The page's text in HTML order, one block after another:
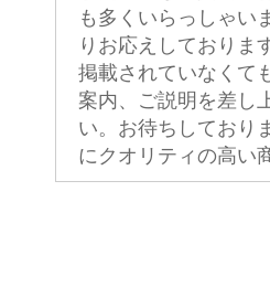
も多くいらっしゃい
りお応えしておりま
掲載されていなくて
案内、ご説明を差し
い。お待ちしており
にクオリティの高い